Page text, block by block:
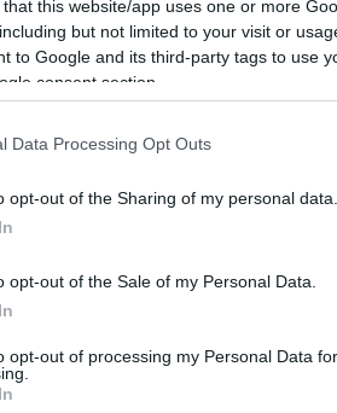
that this website/app uses one or more
but not limited to your visit or
to Google and its third-party tags to use
consent section.
Data Processing Opt Outs
opt-out of the Sharing of my personal data.
opt-out of the Sale of my Personal Data.
opt-out of processing my Personal Data
la cittadinanza che prosegue la
for you” per la
a residenti e non residenti.
urologico
urologico ed ecografia
in fase liquida (Thin Prep)
del tumore del colon-